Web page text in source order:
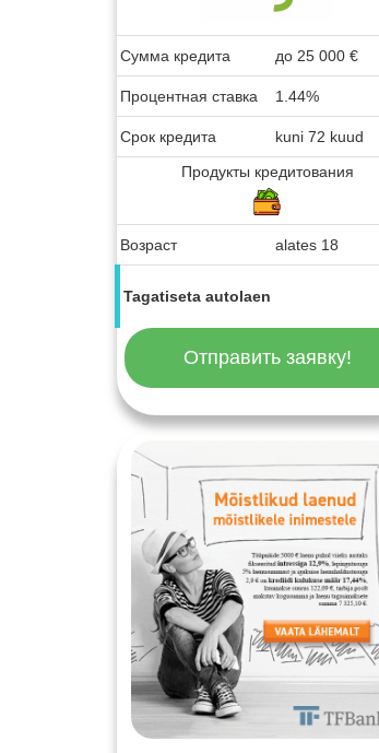
Сумма кредита до 25 000 €
Процентная ставка 1.44%
Срок кредита
kuni 72 kuud
Продукты кредитования
Возраст alates 18
Tagatiseta autolaen
Отправить заявку!